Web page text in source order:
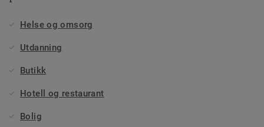
Helse og omsorg
Utdanning
Butikk
Hotell og restaurant
Bolig